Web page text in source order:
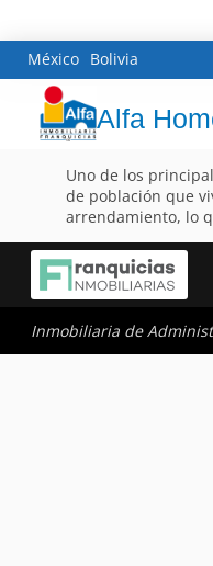
México Bolivia
Alfa
Uno de los
de población que
arrendamiento, lo
Inmobiliaria de